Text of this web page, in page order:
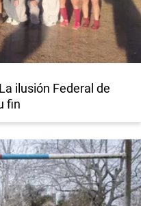
La ilusión Federal de
fin